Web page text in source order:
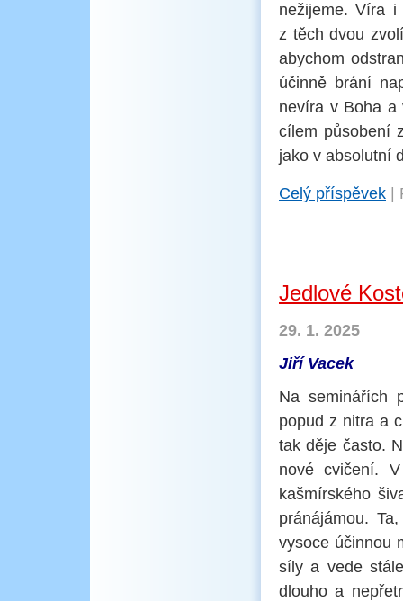
nežijeme. Víra
z těch dvou
abychom
účinně brání
nevíra v Boha a
cílem působení
jako v absolutní
Celý příspěvek
Jedlové
29. 1. 2025
Jiří Vacek
Na seminářích
popud z nitra a
tak děje často.
nové cvičení.
kašmírského
pránájámou.
vysoce účinnou
síly a vede
dlouho a